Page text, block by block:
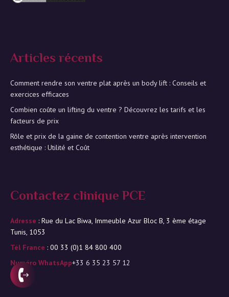
Articles récents
Comment rendre son ventre plat après un body lift : Conseils et
exercices efficaces
Combien coûte un lifting du ventre ? Découvrez les tarifs et les
facteurs de prix
Rôle et prix de la gaine de contention ventre après intervention
esthétique : Utilité et Coût
Contactez clinique PCE
Adresse : Rue du Lac Biwa, Immeuble Azur Bloc B, 3 ème étage
Tunis, 1053
Tél France : 00 33 (0)1 84 800 400
Numéro WhatsApp+33 6 35 23 57 12